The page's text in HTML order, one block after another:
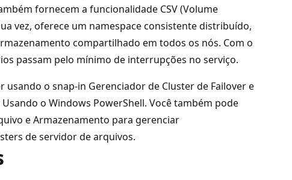
fornecem a funcionalidade CSV (Volume
vez, oferece um namespace consistente distribuído,
compartilhado em todos os nós. Com o
passam pelo mínimo de interrupções no serviço.
o snap-in Gerenciador de Cluster de Failover e
o Windows PowerShell. Você também pode
e Armazenamento para gerenciar
de servidor de arquivos.